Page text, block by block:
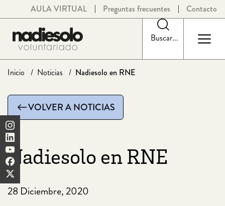
al
contenido
AULA VIRTUAL Preguntas frecuentes Contacto
Buscar...
Inicio Noticias Nadiesolo en RNE
VOLVER A NOTICIAS
Nadiesolo en RNE
28 Diciembre, 2020